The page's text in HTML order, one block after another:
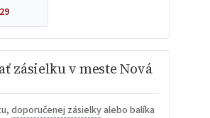
zásielku v meste Nová
doporučenej zásielkyalebo balíka